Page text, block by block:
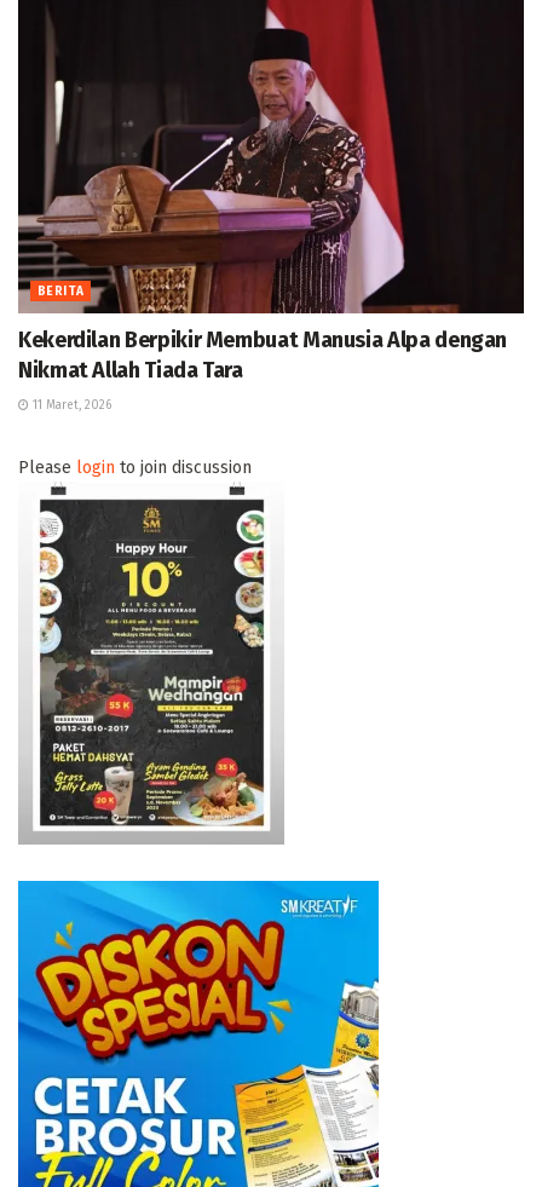
BERITA
Kekerdilan Berpikir Membuat Manusia Alpa dengan
Nikmat Allah Tiada Tara
11 Maret, 2026
Please login to join discussion